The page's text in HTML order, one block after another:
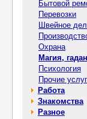
Бытовой
Перевозки
Швейное
Охрана
Магия,
Психология
Прочие
Работа
Знакомства
Разное